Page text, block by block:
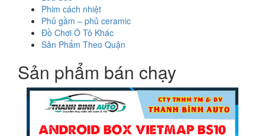
Phim cách nhiệt
Phủ gầm – phủ ceramic
Đồ Chơi Ô Tô Khác
Sản Phẩm Theo Quận
Sản phẩm bán chạy